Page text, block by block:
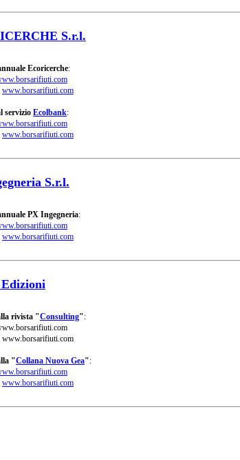
S.r.l.
Ecoricerche:
www.borsarifiuti.com
servizio Ecolbank:
www.borsarifiuti.com
S.r.l.
PX Ingegneria:
www.borsarifiuti.com
rivista "Consulting":
www.borsarifiuti.com
"Collana Nuova Gea":
www.borsarifiuti.com